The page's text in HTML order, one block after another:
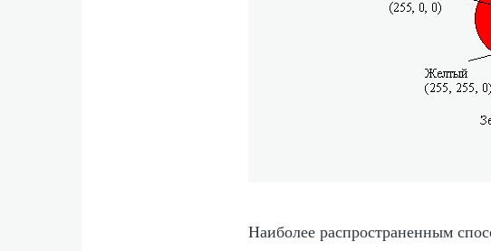
Наиболее распространенным